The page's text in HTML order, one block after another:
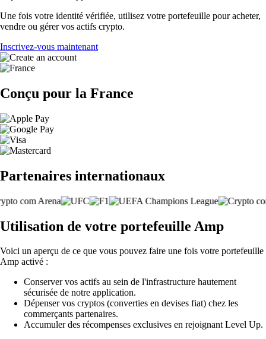
Une fois votre identité vérifiée, utilisez votre portefeuille pour acheter,
vendre ou gérer vos actifs crypto.
Inscrivez-vous maintenant
Conçu pour la France
Partenaires internationaux
Utilisation de votre portefeuille Amp
Voici un aperçu de ce que vous pouvez faire une fois votre portefeuille
Amp activé :
Conserver vos actifs au sein de l'infrastructure hautement
sécurisée de notre application.
Dépenser vos cryptos (converties en devises fiat) chez les
commerçants partenaires.
Accumuler des récompenses exclusives en rejoignant Level Up.